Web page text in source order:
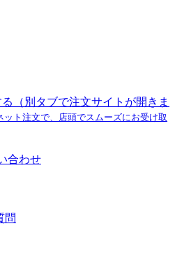
（別タブで注文サイトが開きま
ト注文で、店頭でスムーズにお受け取
合わせ
問